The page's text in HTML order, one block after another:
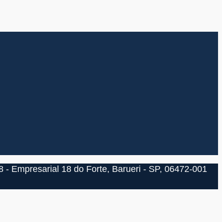
- Empresarial 18 do Forte, Barueri - SP, 06472-001